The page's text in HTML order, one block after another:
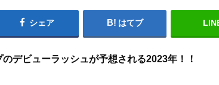
シェア はてブ
デビューラッシュが予想される2023年！！